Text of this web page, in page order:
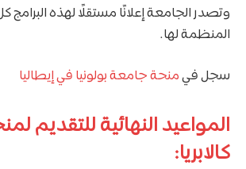
وتصدر الجامعة إعلانًا مستقلًا لهذه البرامج
المنظمة لها.
سجل فيمنحة جامعة بولونيا في إيطاليا
المواعيد النهائية للتقديم
كالابريا: